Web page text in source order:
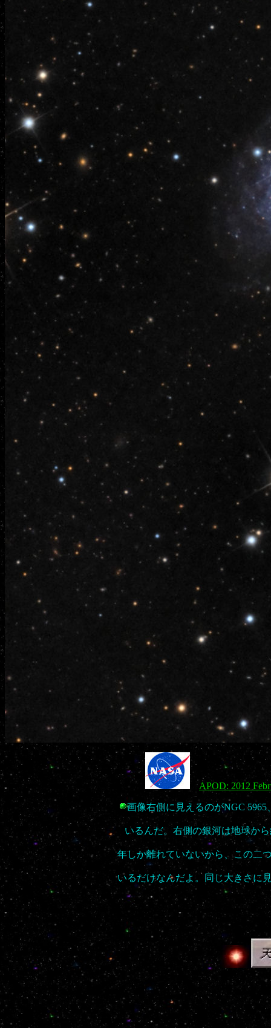
APOD: 2012
画像右側に見えるのがNGC
いるんだ。右側の銀河は地球か
年しか離れていないから、この二
いるだけなんだよ。同じ大きさに